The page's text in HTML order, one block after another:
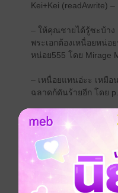
Kei+Kei (readAwrite) –
– ให้คุณชายได้รู้ซะบ้าง
พระเอกต้องเหนื่อยหน่
หน่อย555 โดย Mirage
– เหนื่อยแทนอ่ะะ เหมื
ฉลาดก้ดันร้ายอีก โดย
– ย่าก็ลำเอียง พ่อก็โง่ ค
AgarwaeN
– คืออ่านไปยิ้มไป ทำง
อินี่บ้ารึป่าว ยิ้มกับโทรศั
(readAwrite) –